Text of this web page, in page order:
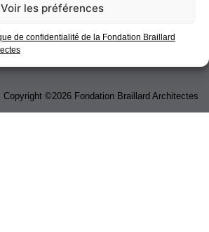
Voir les préférences
de confidentialité de la Fondation Braillard
Copyright ©2026 Fondation Braillard Architectes